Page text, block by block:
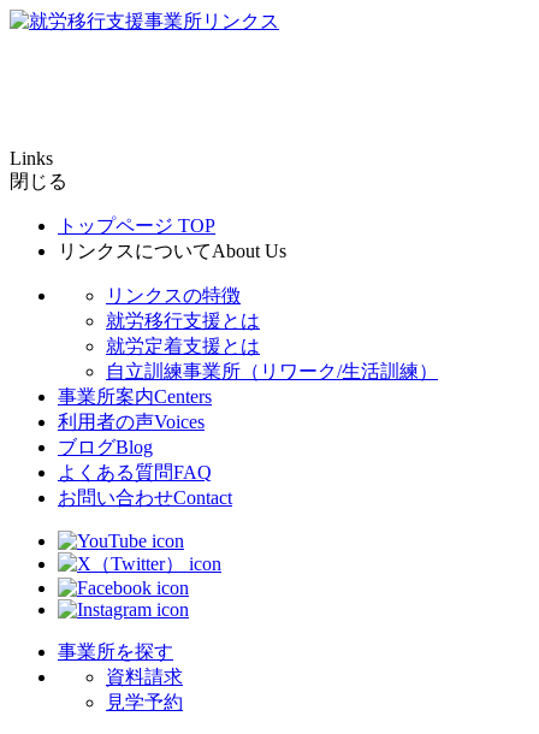
Links
閉じる
トップページ TOP
リンクスについてAbout Us
リンクスの特徴
就労移行支援とは
就労定着支援とは
自立訓練事業所（リワーク/生活訓練）
事業所案内Centers
利用者の声Voices
ブログBlog
よくある質問FAQ
お問い合わせContact
事業所を探す
資料請求
見学予約